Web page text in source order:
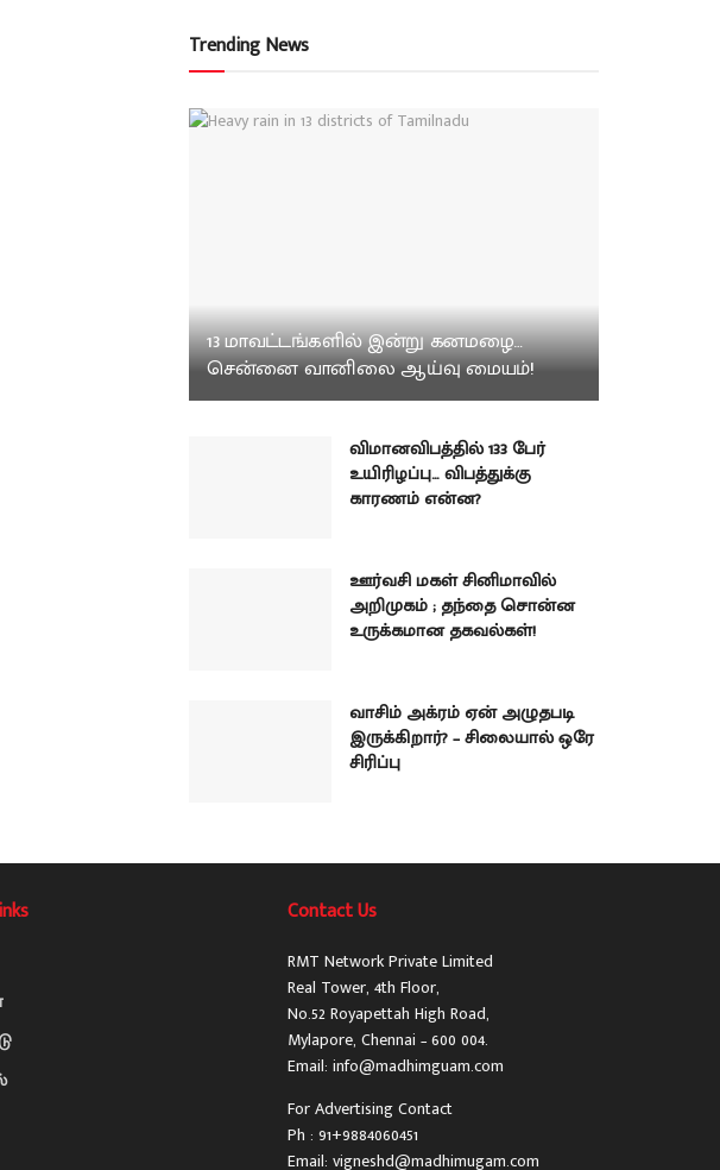
Trending News
13 மாவட்டங்களில் இன்று கனமழை…
சென்னை வானிலை ஆய்வு மையம்!
விமானவிபத்தில் 133 பேர்
உயிரிழப்பு… விபத்துக்கு
காரணம் என்ன?
ஊர்வசி மகள் சினிமாவில்
அறிமுகம் ; தந்தை சொன்ன
உருக்கமான தகவல்கள்!
வாசிம் அக்ரம் ஏன் அழுதபடி
இருக்கிறார்? – சிலையால் ஒரே
சிரிப்பு
Contact Us
RMT Network Private Limited
Real Tower, 4th Floor,
No.52 Royapettah High Road,
Mylapore, Chennai – 600 004.
Email: info@madhimguam.com
For Advertising Contact
Ph : 91+9884060451
Email: vigneshd@madhimugam.com